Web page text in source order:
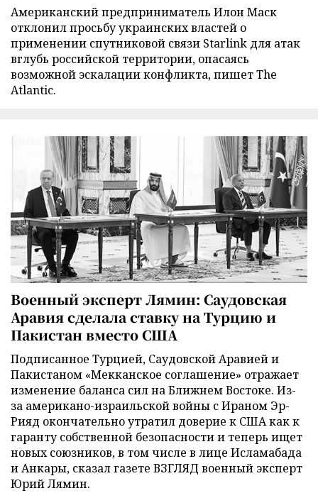
Американский предприниматель Илон Маск
отклонил просьбу украинских властей о
применении спутниковой связи Starlink для атак
вглубь российской территории, опасаясь
возможной эскалации конфликта, пишет The
Atlantic.
Военный эксперт Лямин: Саудовская
Аравия сделала ставку на Турцию и
Пакистан вместо США
Подписанное Турцией, Саудовской Аравией и
Пакистаном «Мекканское соглашение» отражает
изменение баланса сил на Ближнем Востоке. Из-
за американо-израильской войны с Ираном Эр-
Рияд окончательно утратил доверие к США как к
гаранту собственной безопасности и теперь ищет
новых союзников, в том числе в лице Исламабада
и Анкары, сказал газете ВЗГЛЯД военный эксперт
Юрий Лямин.